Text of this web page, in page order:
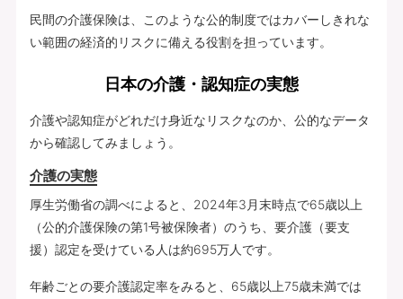
民間の介護保険は、このような公的制度ではカバーしきれな
い範囲の経済的リスクに備える役割を担っています。
日本の介護・認知症の実態
介護や認知症がどれだけ身近なリスクなのか、公的なデータ
から確認してみましょう。
介護の実態
厚生労働省の調べによると、2024年3月末時点で65歳以上
（公的介護保険の第1号被保険者）のうち、要介護（要支
援）認定を受けている人は約695万人です。
年齢ごとの要介護認定率をみると、65歳以上75歳未満では